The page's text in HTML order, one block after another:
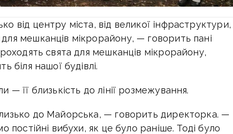
від центру міста, від великої інфраструктури,
мешканців мікрорайону, — говорить пані
свята для мешканців мікрорайону,
біля нашої будівлі.
— її близькість до лінії розмежування.
до Майорська, — говорить директорка. —
постійні вибухи, як це було раніше. Тоді було